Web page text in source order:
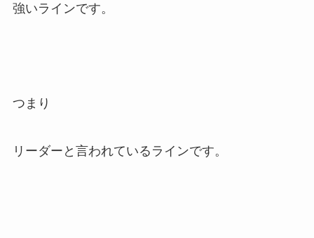
強いラインです。
つまり
リーダーと言われているラインです。